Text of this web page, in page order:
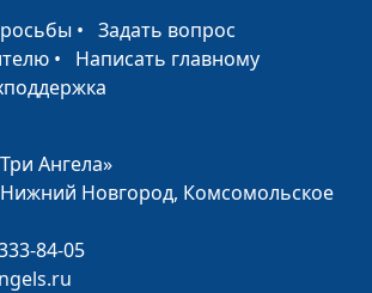
Михаил Севастьянов,
священнослужитель
Михаил Севастьянов,
#6
Божий
• Задать вопрос
• Написать главному
Ангела»
Новгород, Комсомольское
84-05